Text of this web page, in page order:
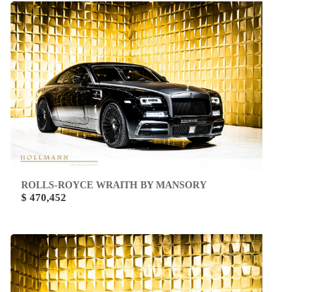
ROLLS-ROYCE WRAITH BY MANSORY
$ 470,452